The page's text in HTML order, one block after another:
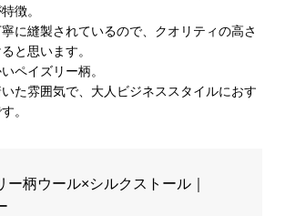
徴。
に縫製されているので、クオリティの高さ
と思います。
ペイズリー柄。
た雰囲気で、大人ビジネススタイルにおす
。
ー柄ウール×シルクストール｜